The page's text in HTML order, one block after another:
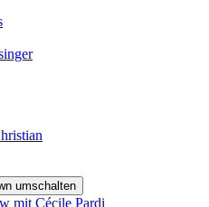
umschalten
mit Cécile Pardi